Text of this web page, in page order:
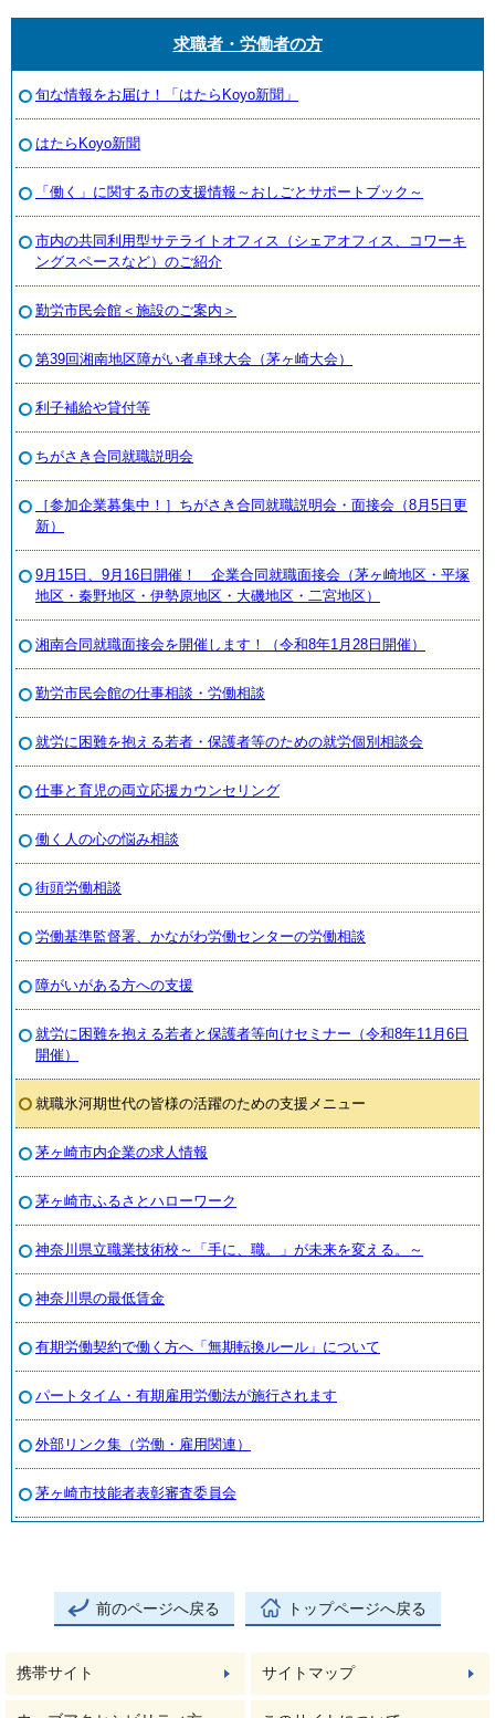
求職者・労働者の方
旬な情報をお届け！「はたらKoyo新聞」
はたらKoyo新聞
「働く」に関する市の支援情報～おしごとサポートブック～
市内の共同利用型サテライトオフィス（シェアオフィス、コワーキ
ングスペースなど）のご紹介
勤労市民会館＜施設のご案内＞
第39回湘南地区障がい者卓球大会（茅ヶ崎大会）
利子補給や貸付等
ちがさき合同就職説明会
［参加企業募集中！］ちがさき合同就職説明会・面接会（8月5日更
新）
9月15日、9月16日開催！ 企業合同就職面接会（茅ヶ崎地区・平塚
地区・秦野地区・伊勢原地区・大磯地区・二宮地区）
湘南合同就職面接会を開催します！（令和8年1月28日開催）
勤労市民会館の仕事相談・労働相談
就労に困難を抱える若者・保護者等のための就労個別相談会
仕事と育児の両立応援カウンセリング
働く人の心の悩み相談
街頭労働相談
労働基準監督署、かながわ労働センターの労働相談
障がいがある方への支援
就労に困難を抱える若者と保護者等向けセミナー（令和8年11月6日
開催）
就職氷河期世代の皆様の活躍のための支援メニュー
茅ヶ崎市内企業の求人情報
茅ヶ崎市ふるさとハローワーク
神奈川県立職業技術校～「手に、職。」が未来を変える。～
神奈川県の最低賃金
有期労働契約で働く方へ「無期転換ルール」について
パートタイム・有期雇用労働法が施行されます
外部リンク集（労働・雇用関連）
茅ヶ崎市技能者表彰審査委員会
前のページへ戻る トップページへ戻る
携帯サイト サイトマップ